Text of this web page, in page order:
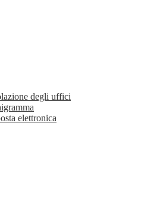
degli uffici
elettronica